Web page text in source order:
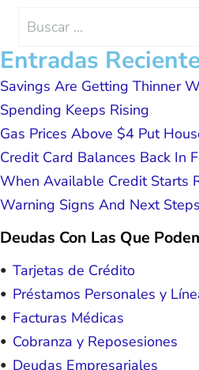
possible because of J Miller, and I
Search
Entradas
Savings Are Getting Thinner
Spending Keeps Rising
Gas Prices Above $4 Put
Credit Card Balances Back In
When Available Credit Starts
Warning Signs And Next Steps
Deudas Con Las Que
Tarjetas de Crédito
Préstamos Personales y
Facturas Médicas
Cobranza y Reposesiones
Deudas Empresariales